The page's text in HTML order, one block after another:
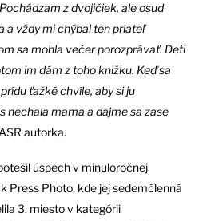
z dvojičiek, ale osud
a vždy mi chýbal ten priateľ
sa mohla večer porozprávať. Deti
im dám z toho knižku. Keď sa
ťažké chvíle, aby si ju
nechala mama a dajme sa zase
autorka.
úspech v minuloročnej
Press Photo, kde jej sedemčlenná
3. miesto v kategórii